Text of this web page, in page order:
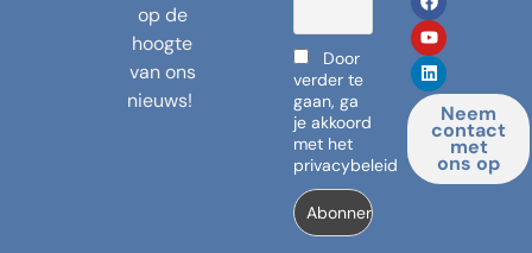
op de
hoogte
van ons
nieuws!
Door
verder te
gaan, ga
je akkoord
met het
privacybeleid
Neem
contact
met
ons op